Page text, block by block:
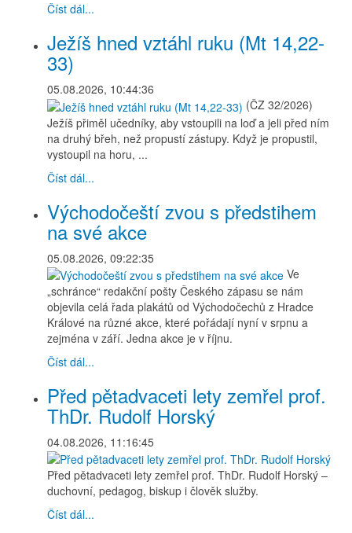
Číst dál...
Ježíš hned vztáhl ruku (Mt 14,22-
33)
05.08.2026, 10:44:36
(ČZ 32/2026)
Ježíš přiměl učedníky, aby vstoupili na loď a jeli před ním
na druhý břeh, než propustí zástupy. Když je propustil,
vystoupil na horu, ...
Číst dál...
Východočeští zvou s předstihem
na své akce
05.08.2026, 09:22:35
Ve
„schránce“ redakční pošty Českého zápasu se nám
objevila celá řada plakátů od Východočechů z Hradce
Králové na různé akce, které pořádají nyní v srpnu a
zejména v září. Jedna akce je v říjnu.
Číst dál...
Před pětadvaceti lety zemřel prof.
ThDr. Rudolf Horský
04.08.2026, 11:16:45
Před pětadvaceti lety zemřel prof. ThDr. Rudolf Horský –
duchovní, pedagog, biskup i člověk služby.
Číst dál...